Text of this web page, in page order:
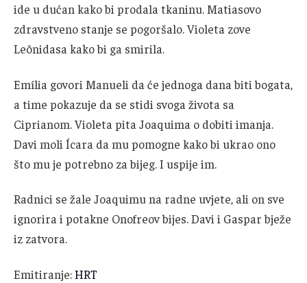
ide u dućan kako bi prodala tkaninu. Matiasovo
zdravstveno stanje se pogoršalo. Violeta zove
Leônidasa kako bi ga smirila.
Emília govori Manueli da će jednoga dana biti bogata,
a time pokazuje da se stidi svoga života sa
Ciprianom. Violeta pita Joaquima o dobiti imanja.
Davi moli Ícara da mu pomogne kako bi ukrao ono
što mu je potrebno za bijeg. I uspije im.
Radnici se žale Joaquimu na radne uvjete, ali on sve
ignorira i potakne Onofreov bijes. Davi i Gaspar bježe
iz zatvora.
Emitiranje:HRT